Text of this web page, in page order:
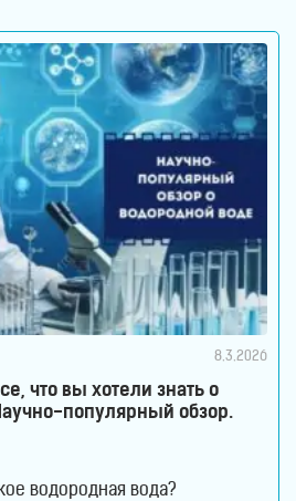
Именно здесь
8.3.2026
что вы хотели знать о
популярный обзор.
водородная вода?